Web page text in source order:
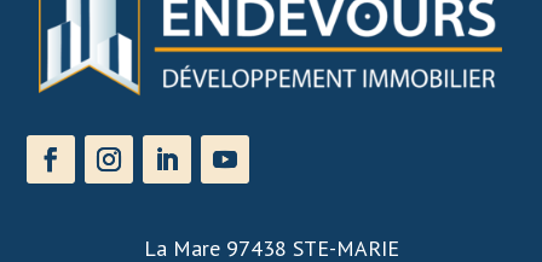
La Mare 97438 STE-MARIE